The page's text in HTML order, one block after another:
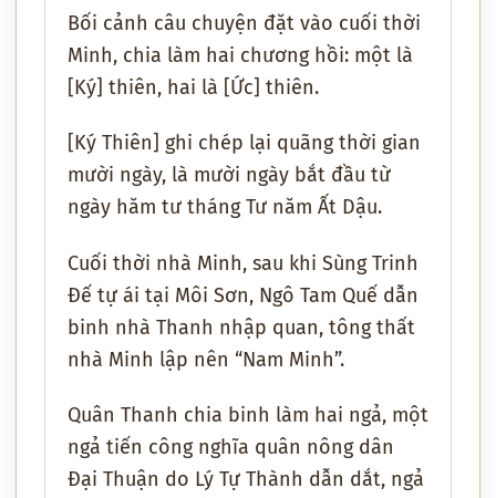
Bối cảnh câu chuyện đặt vào cuối thời
Minh, chia làm hai chương hồi: một là
[Ký] thiên, hai là [Ức] thiên.
[Ký Thiên] ghi chép lại quãng thời gian
mười ngày, là mười ngày bắt đầu từ
ngày hăm tư tháng Tư năm Ất Dậu.
Cuối thời nhà Minh, sau khi Sùng Trinh
Đế tự ái tại Môi Sơn, Ngô Tam Quế dẫn
binh nhà Thanh nhập quan, tông thất
nhà Minh lập nên “Nam Minh”.
Quân Thanh chia binh làm hai ngả, một
ngả tiến công nghĩa quân nông dân
Đại Thuận do Lý Tự Thành dẫn dắt, ngả